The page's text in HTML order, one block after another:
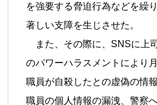
を強要する脅迫行為などを繰
著しい支障を生じさせた。
また、その際に、SNSに上
のパワーハラスメントにより
職員が自殺したとの虚偽の情
職員の個人情報の漏洩、警察